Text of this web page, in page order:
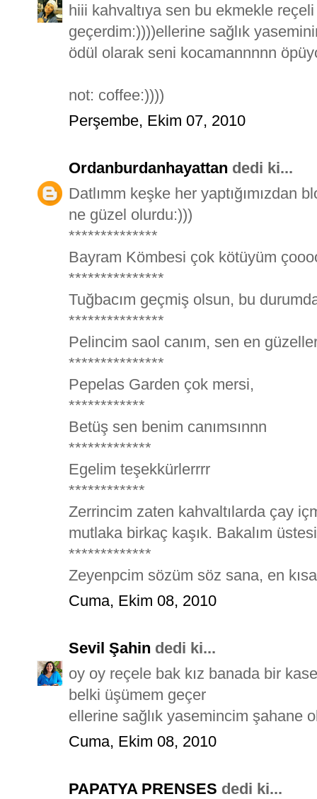
hiii kahvaltıya sen bu ekmekle
geçerdim:))))ellerine sağlık
ödül olarak seni kocamannnnn
not: coffee:))))
Perşembe, Ekim 07, 2010
Ordanburdanhayattan dedi ki...
Datlımm keşke her yaptığımızdan
ne güzel olurdu:)))
**************
Bayram Kömbesi çok kötüyüm
***************
Tuğbacım geçmiş olsun, bu
***************
Pelincim saol canım, sen en
***************
Pepelas Garden çok mersi,
************
Betüş sen benim canımsınnn
*************
Egelim teşekkürlerrrr
************
Zerrincim zaten kahvaltılarda çay
mutlaka birkaç kaşık. Bakalım
*************
Zeyenpcim sözüm söz sana, en
Cuma, Ekim 08, 2010
Sevil Şahin dedi ki...
oy oy reçele bak kız banada bir
belki üşümem geçer
ellerine sağlık yasemincim şahane
Cuma, Ekim 08, 2010
PAPATYA PRENSES dedi ki...